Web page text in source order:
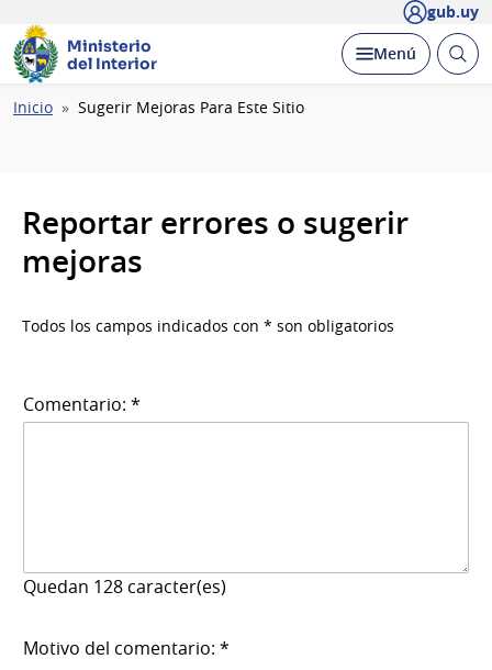
gub.uy
Ministerio
del Interior
Desplegar
Menú Abrir
Ruta
Inicio Sugerir Mejoras Para Este Sitio
Reportar errores o sugerir
mejoras
Todos los campos indicados con * son obligatorios
Comentario: *
Quedan 128 caracter(es)
Motivo del comentario: *